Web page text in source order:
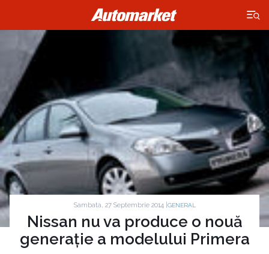
×
Sambata, 27 Septembrie 2014 | GENERAL
Nissan nu va produce o nouă
generație a modelului Primera